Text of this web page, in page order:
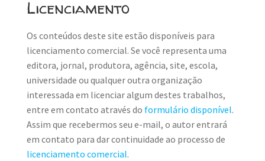
Licenciamento
Os conteúdos deste site estão disponíveis para
licenciamento comercial. Se você representa uma
editora, jornal, produtora, agência, site, escola,
universidade ou qualquer outra organização
interessada em licenciar algum destes trabalhos,
entre em contato através do formulário disponível.
Assim que recebermos seu e-mail, o autor entrará
em contato para dar continuidade ao processo de
licenciamento comercial.